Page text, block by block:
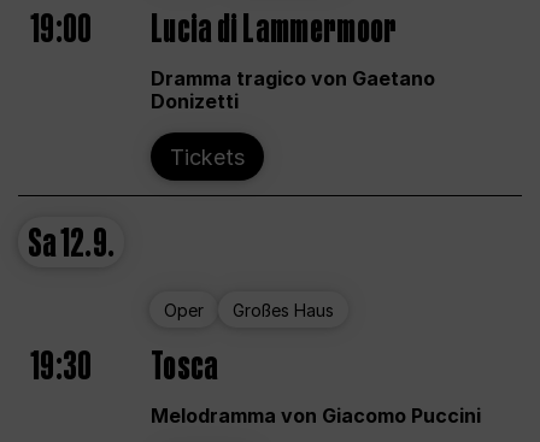
19:00 Lucia di Lammermoor
Dramma tragico von Gaetano
Donizetti
Tickets
Sa12.9.
Oper Großes Haus
19:30 Tosca
Melodramma von Giacomo Puccini